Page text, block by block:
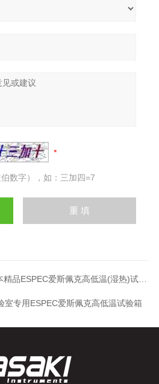
数字），如：三加四=7
品ESPEC爱斯佩克高低温(湿热)试验箱
室专用ESPEC爱斯佩克高低温试验箱